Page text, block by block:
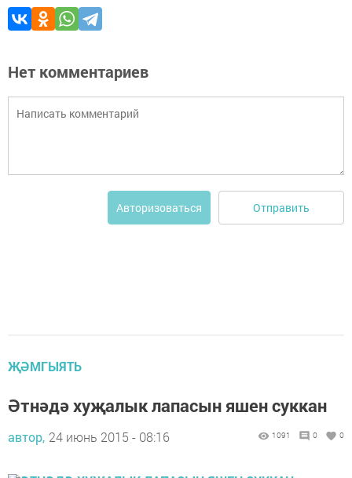
Нет комментариев
Авторизоваться Отправить
ҖӘМГЫЯТЬ
Әтнәдә хуҗалык лапасын яшен суккан
автор, 24 июнь 2015 - 08:16 1091 0 0